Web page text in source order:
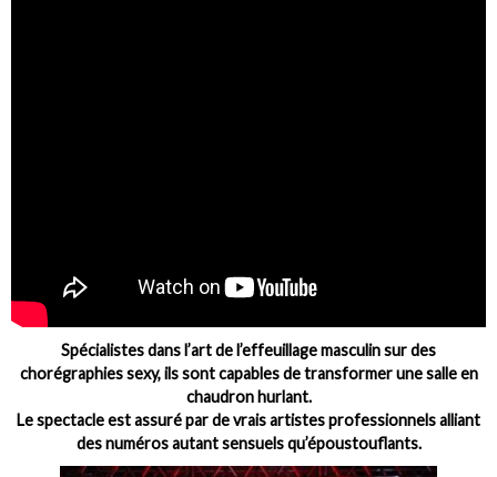
Spécialistes dans l’art de l’effeuillage masculin sur des
chorégraphies sexy, ils sont capables de transformer une salle en
chaudron hurlant.
Le spectacle est assuré par de vrais artistes professionnels alliant
des numéros autant sensuels qu’époustouflants.